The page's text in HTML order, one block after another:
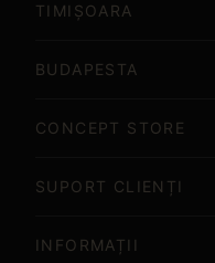
TIMIȘOARA
BUDAPESTA
CONCEPT STORE
SUPORT CLIENȚI
INFORMAȚII